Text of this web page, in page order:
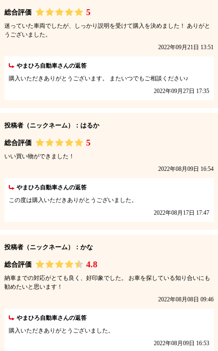
総合評価 5
迷っていた車両でしたが、しっかり説明を受けて購入を決めました！ ありがと
うございました。
2022年09月21日 13:51
やまひろ自動車さんの返答
購入いただきありがとうございます。 またいつでもご相談ください♪
2022年09月27日 17:35
投稿者（ニックネーム）：はるか
総合評価 5
いい買い物ができました！
2022年08月09日 16:54
やまひろ自動車さんの返答
この度は購入いただきありがとうございました。
2022年08月17日 17:47
投稿者（ニックネーム）：かな
総合評価 4.8
納車までの対応がとても良く、好印象でした。 お車を探している知り合いにも
勧めたいと思います！
2022年08月08日 09:46
やまひろ自動車さんの返答
購入いただきありがとうございました。
2022年08月09日 16:53